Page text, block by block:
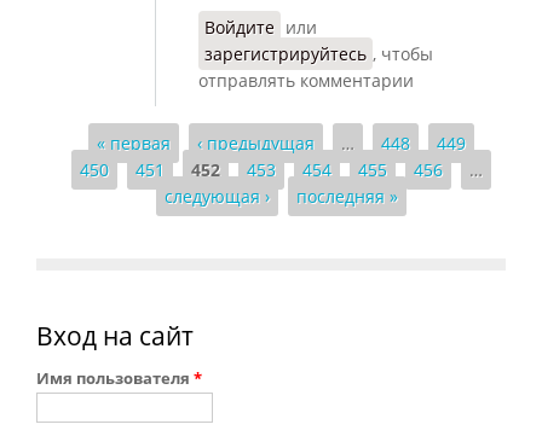
Войдите или
зарегистрируйтесь , чтобы
отправлять комментарии
Страницы
« первая ‹ предыдущая … 448
449
450
451 452 453 454 455 456
…
следующая ›
последняя »
Вход на сайт
Имя пользователя *